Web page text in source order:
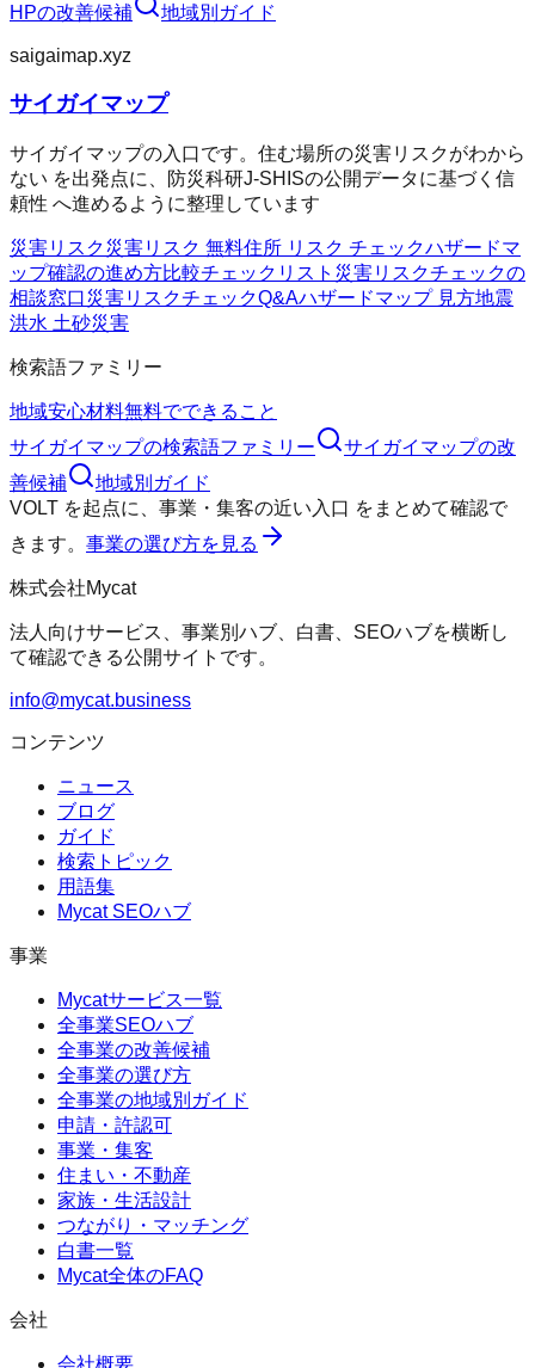
HPの改善候補 地域別ガイド
saigaimap.xyz
サイガイマップ
サイガイマップの入口です。住む場所の災害リスクがわから
ない を出発点に、防災科研J-SHISの公開データに基づく信
頼性 へ進めるように整理しています
災害リスク災害リスク 無料住所 リスク チェックハザードマ
ップ確認の進め方比較チェックリスト 災害リスクチェックの
相談窓口災害リスクチェックQ&Aハザードマップ 見方地震
洪水 土砂災害
検索語ファミリー
地域安心材料無料でできること
サイガイマップの検索語ファミリー サイガイマップの改
善候補
地域別ガイド
VOLT を起点に、 事業・集客の近い入口 をまとめて確認で
きます。 事業の選び方を見る
株式会社Mycat
法人向けサービス、事業別ハブ、白書、SEOハブを横断し
て確認できる公開サイトです。
info@mycat.business
コンテンツ
ニュース
ブログ
ガイド
検索トピック
用語集
Mycat SEOハブ
事業
Mycatサービス一覧
全事業SEOハブ
全事業の改善候補
全事業の選び方
全事業の地域別ガイド
申請・許認可
事業・集客
住まい・不動産
家族・生活設計
つながり・マッチング
白書一覧
Mycat全体のFAQ
会社
会社概要